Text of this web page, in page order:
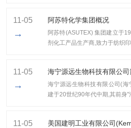
11-05
→
阿苏特化学集团概况
阿苏特(ASUTEX) 集团建立于
剂化工产品生产商,致力于纺织印
11-05
→
海宁源远生物科技有限公司
海宁源远生物科技有限公司(海
建于20世纪90年代中期,其前身"
11-05 美国建明工业有限公司